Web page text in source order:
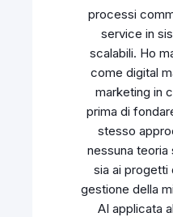
processi
service in
scalabili. Ho
come digital
marketing in
prima di
stesso
nessuna teoria
sia ai progetti
gestione della
AI applicata